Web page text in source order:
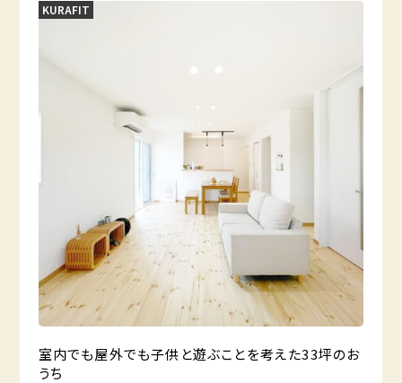
室内でも屋外でも子供と遊ぶことを考えた33坪のお
うち
KURAFIT